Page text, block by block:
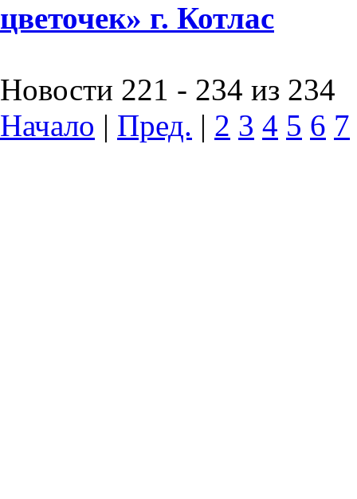
цветочек» г. Котлас
Новости 221 - 234 из 234
Начало | Пред. | 2 3 4 5 6 7